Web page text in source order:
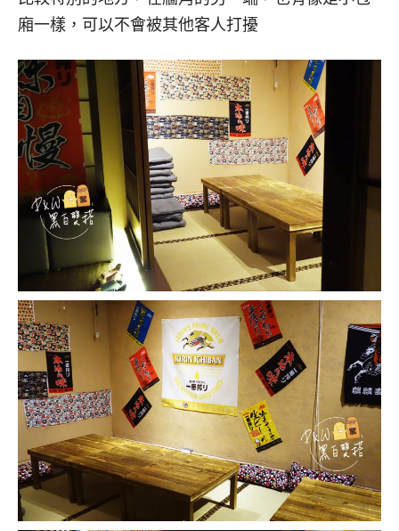
廂一樣，可以不會被其他客人打擾